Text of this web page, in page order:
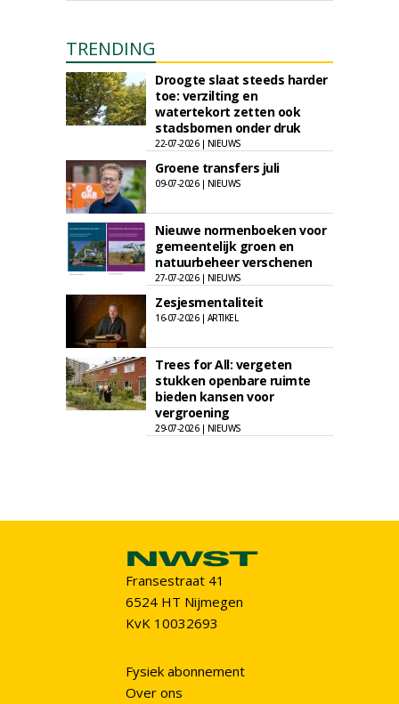
TRENDING
Droogte slaat steeds harder
toe: verzilting en
watertekort zetten ook
stadsbomen onder druk
22-07-2026 | NIEUWS
Groene transfers juli
09-07-2026 | NIEUWS
Nieuwe normenboeken voor
gemeentelijk groen en
natuurbeheer verschenen
27-07-2026 | NIEUWS
Zesjesmentaliteit
16-07-2026 | ARTIKEL
Trees for All: vergeten
stukken openbare ruimte
bieden kansen voor
vergroening
29-07-2026 | NIEUWS
Fransestraat 41
6524 HT Nijmegen
KvK 10032693
Fysiek abonnement
Over ons